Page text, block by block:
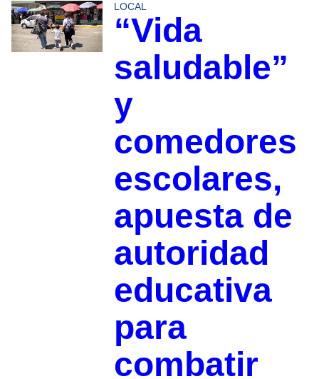
LOCAL
“Vida
saludable”
y
comedores
escolares,
apuesta de
autoridad
educativa
para
combatir